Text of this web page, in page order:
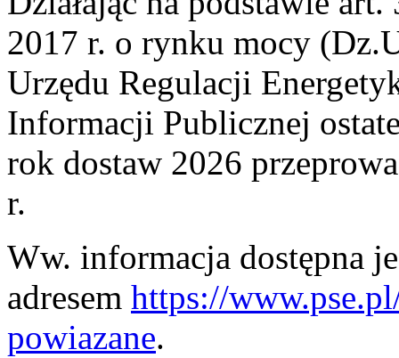
2017 r. o rynku mocy
Urzędu Regulacji
Informacji Publicznej
rok dostaw 2026
r.
Ww. informacja dostępna
adresem https://
powiazane.